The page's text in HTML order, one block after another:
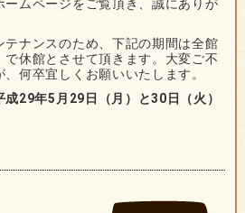
ームページをご覧頂き、誠にありが
テナンスのため、下記の期間は全館
で休館とさせて頂きます。大変ご不
何卒宜しくお願いいたします。
29年5月29日（月）と30日（火）